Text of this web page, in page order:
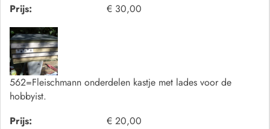
Prijs:
€ 30,00
562=Fleischmann onderdelen kastje met lades voor de
hobbyist.
Prijs:
€ 20,00